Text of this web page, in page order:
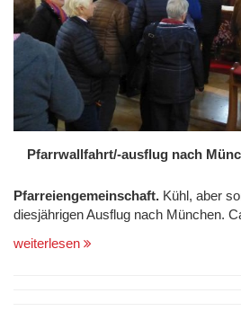
Pfarrwallfahrt/-ausflug nach
Pfarreiengemeinschaft. Kühl, aber
diesjährigen Ausflug nach München.
weiterlesen